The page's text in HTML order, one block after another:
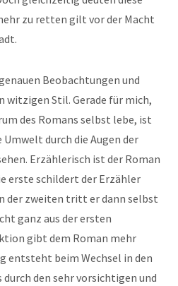
zu retten gilt vor der Macht
Beobachtungen und
witzigen Stil. Gerade für mich,
des Romans selbst lebe, ist
Umwelt durch die Augen der
Erzählerisch ist der Roman
erste schildert der Erzähler
der zweiten tritt er dann selbst
ganz aus der ersten
gibt dem Roman mehr
entsteht beim Wechsel in den
den sehr vorsichtigen und